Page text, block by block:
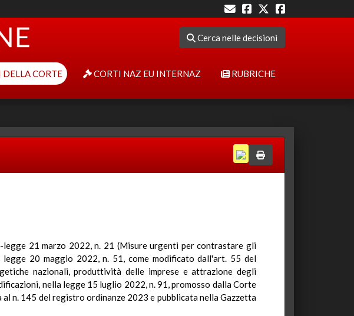
Cerca nelle decisioni
DELLA CORTE CORTI NAZ EU INTERNAZ RUBRICHE
21 marzo 2022, n. 21 (Misure urgenti per contrastare gli
20 maggio 2022, n. 51, come modificato dall'art. 55 del
nazionali, produttività delle imprese e attrazione degli
nella legge 15 luglio 2022, n. 91, promosso dalla Corte
n. 145 del registro ordinanze 2023 e pubblicata nella Gazzetta